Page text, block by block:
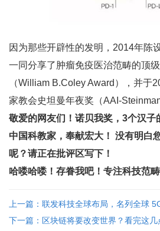
因为那些开辟性的发明，2014年陈
一同分享了肿瘤免疫医治范畴的顶
（William B.Coley Award），并于
家教会史坦曼年夜奖（AAI-
敬爱的网友们！诺贝我奖，3个汉子
中国科教家，奉献宏大！ 没有明白
呢？请正在批评区写下！
哈喽哈喽！存眷我吧！专注科技范
上一篇：联发科技全球布局，名列全球
...
下一篇：区块链将要改变世界？看完这